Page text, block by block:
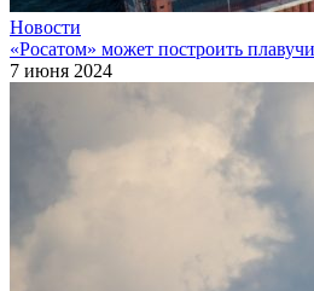
Новости
«Росатом» может построить
7 июня 2024